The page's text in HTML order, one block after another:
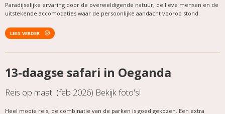
Paradijselijke ervaring door de overweldigende natuur, de lieve mensen en de
uitstekende accomodaties waar de persoonlijke aandacht voorop stond.
LEES VERDER
13-daagse safari in Oeganda
Reis op maat (feb 2026) Bekijk foto's!
Heel mooie reis, de combinatie van de parken is goed gekozen. Een extra